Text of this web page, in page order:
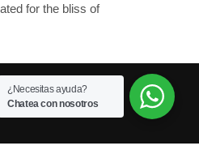
for the bliss of
¿Necesitas ayuda?
Chatea con nosotros